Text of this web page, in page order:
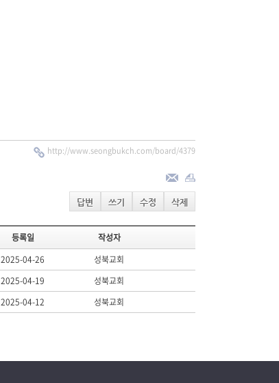
http://www.seongbukch.com/board/4379
답변 쓰기 수정 삭제
등록일
작성자
2025-04-26
성북교회
2025-04-19
성북교회
2025-04-12 성북교회